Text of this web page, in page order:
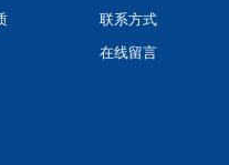
联系方式
在线留言